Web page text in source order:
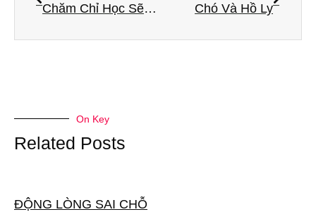
Chăm Chỉ Học Sẽ Có Kiến Thức Chó Và Hồ Ly
On Key
Related Posts
ĐỘNG LÒNG SAI CHỖ